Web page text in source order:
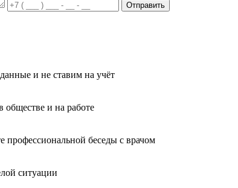
Отправить
и не ставим на учёт
обществе и на работе
профессиональной беседы с врачом
ситуации